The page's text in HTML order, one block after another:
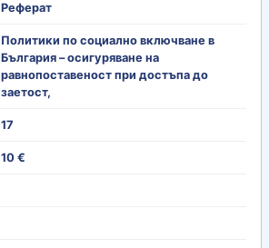
Реферат
Политики по социално включване в
България – осигуряване на
равнопоставеност при достъпа до
заетост,
17
10 €